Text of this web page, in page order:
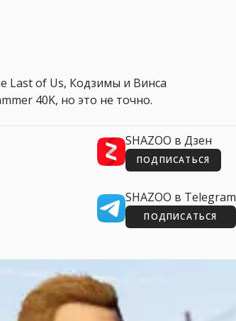
Last of Us, Кодзимы и Винса
40K, но это не точно.
SHAZOO в Дзен
ПОДПИСАТЬСЯ
SHAZOO в Telegram
ПОДПИСАТЬСЯ